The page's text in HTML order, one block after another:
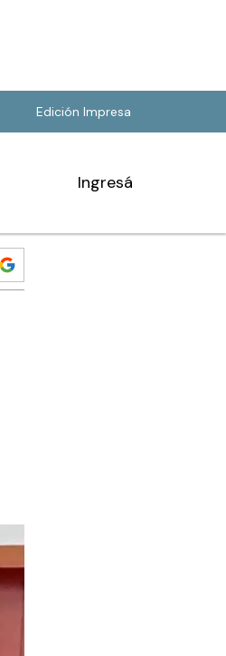
Edición Impresa
Ingresá